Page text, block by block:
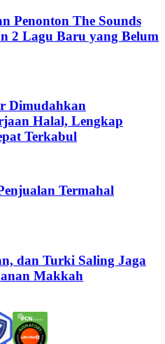
Penonton The Sounds
2 Lagu Baru yang Belum
Dimudahkan
Halal, Lengkap
Terkabul
Termahal
dan Turki Saling Jaga
Makkah